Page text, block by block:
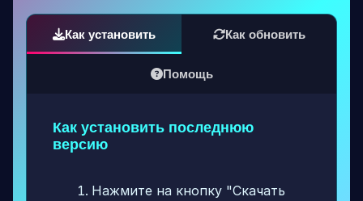
Как установить Как обновить
Помощь
Как установить последнюю
версию
Нажмите на кнопку "Скачать